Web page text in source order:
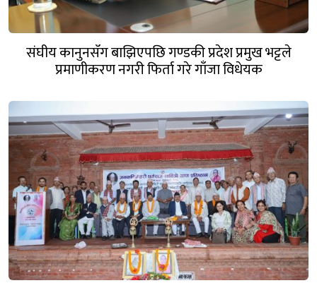
संघीय कानुनसँग बाझिएपछि गण्डकी प्रदेश प्रमुख भट्टले
प्रमाणीकरण नगरी फिर्ता गरे गाँजा विधेयक